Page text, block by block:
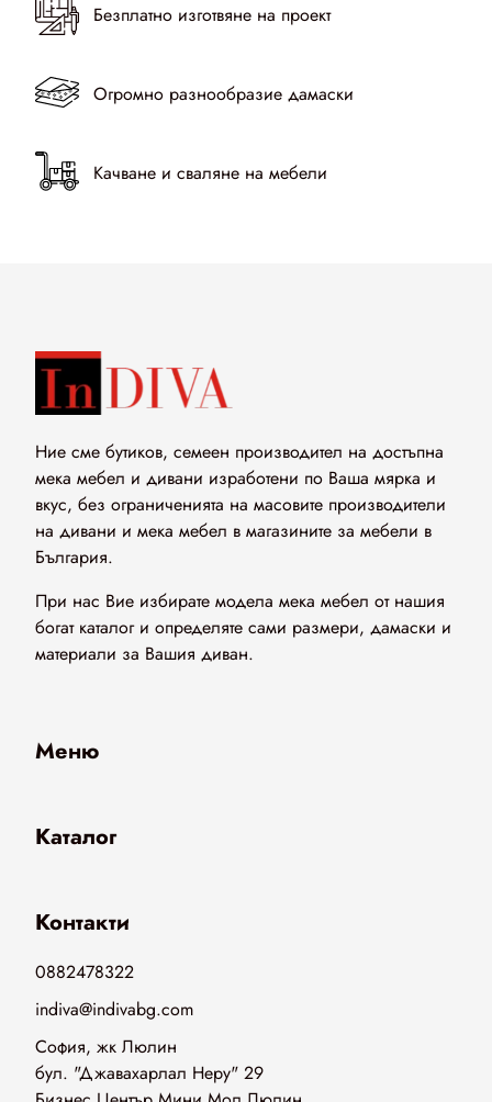
Безплатно изготвяне на проект
Огромно разнообразие дамаски
Качване и сваляне на мебели
Ние сме бутиков, семеен производител на достъпна
мека мебел и дивани изработени по Ваша мярка и
вкус, без ограниченията на масовите производители
на дивани и мека мебел в магазините за мебели в
България.
При нас Вие избирате модела мека мебел от нашия
богат каталог и определяте сами размери, дамаски и
материали за Вашия диван.
Меню
Каталог
Контакти
0882478322
indiva@indivabg.com
София, жк Люлин
бул. "Джавахарлал Неру" 29